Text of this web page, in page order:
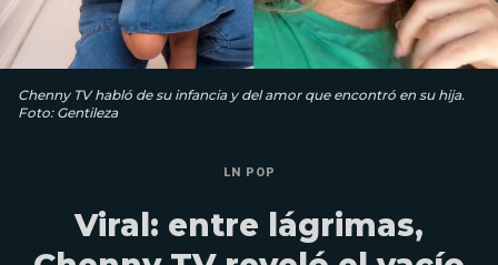
Chenny TV habló de su infancia y del amor que encontró en su hija.
Foto: Gentileza
LN POP
Viral: entre lágrimas,